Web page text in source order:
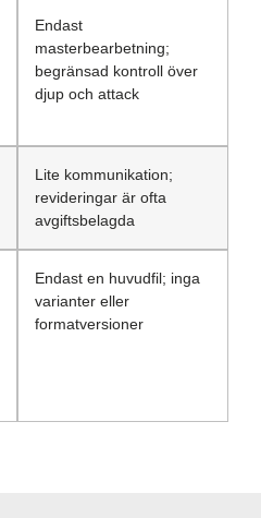
Endast
masterbearbetning;
begränsad kontroll över
djup och attack
Lite kommunikation;
revideringar är ofta
avgiftsbelagda
Endast en huvudfil; inga
varianter eller
formatversioner